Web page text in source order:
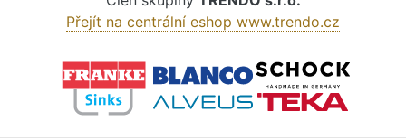
Přejít na centrální eshop www.trendo.cz